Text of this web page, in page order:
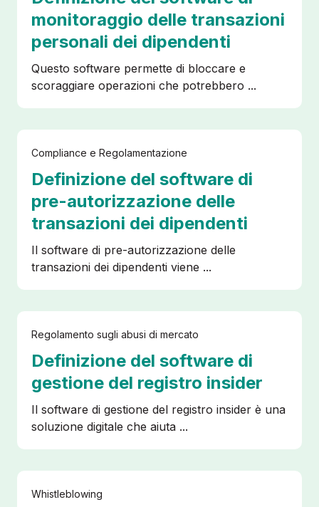
monitoraggio delle transazioni
personali dei dipendenti
Questo software permette di bloccare e
scoraggiare operazioni che potrebbero ...
Compliance e Regolamentazione
Definizione del software di
pre-autorizzazione delle
transazioni dei dipendenti
Il software di pre-autorizzazione delle
transazioni dei dipendenti viene ...
Regolamento sugli abusi di mercato
Definizione del software di
gestione del registro insider
Il software di gestione del registro insider è una
soluzione digitale che aiuta ...
Whistleblowing